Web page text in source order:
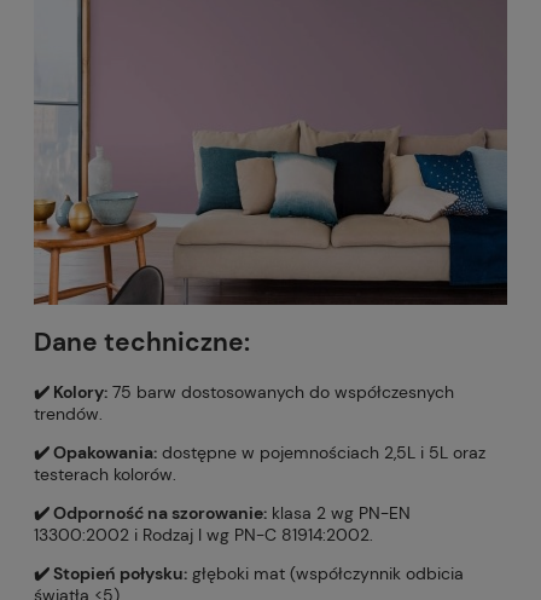
Dane techniczne:
✔️ Kolory: 75 barw dostosowanych do współczesnych
trendów.
✔️ Opakowania: dostępne w pojemnościach 2,5L i 5L oraz
testerach kolorów.
✔️ Odporność na szorowanie: klasa 2 wg PN-EN
13300:2002 i Rodzaj I wg PN-C 81914:2002.
✔️ Stopień połysku: głęboki mat (współczynnik odbicia
światła <5).